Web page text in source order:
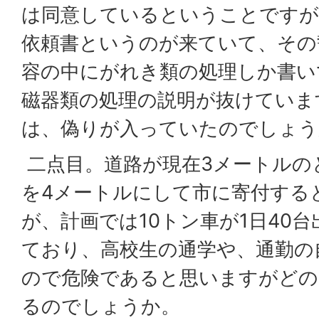
は同意しているということです
依頼書というのが来ていて、そ
容の中にがれき類の処理しか書
磁器類の処理の説明が抜けてい
は、偽りが入っていたのでしょ
二点目。道路が現在3メートル
を4メートルにして市に寄付す
が、計画では10トン車が1日40
ており、高校生の通学や、通勤
ので危険であると思いますがど
るのでしょうか。